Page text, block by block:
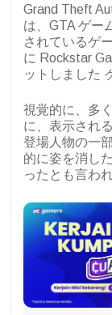
Grand Theft
は、GTA ゲー
されているゲ
に Rockstar
ットしました
視覚的に、多
に、表示され
登場人物の一
的に姿を消し
ったとも言わ